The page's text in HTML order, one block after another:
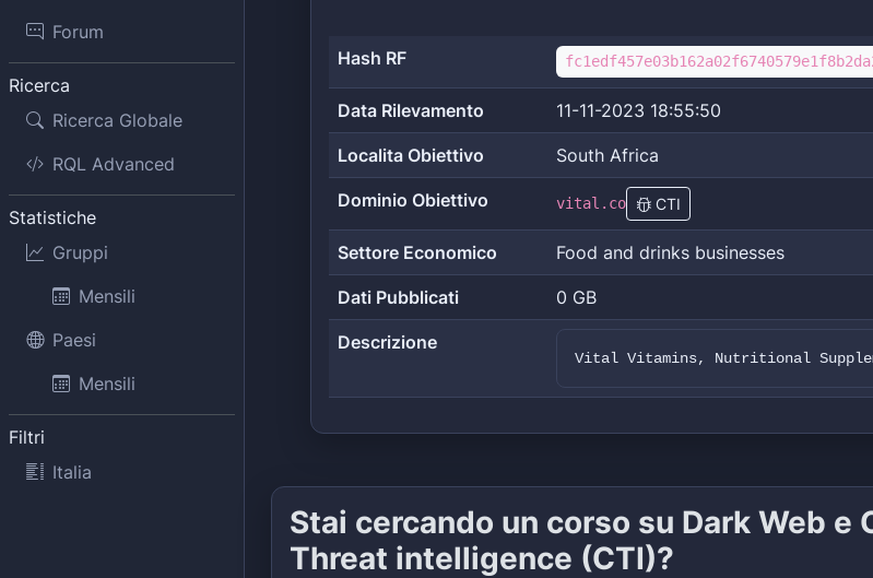
Forum
Ricerca
Ricerca Globale
RQL Advanced
Statistiche
Gruppi
Mensili
Paesi
Mensili
Filtri
Italia
Hash RF
Data Rilevamento 11-11-2023 18:55:50
Localita Obiettivo South Africa
Dominio Obiettivo vital.co CTI
Settore Economico Food and drinks businesses
Dati Pubblicati 0 GB
Descrizione
Vital Vitamins, Nutritional
Stai cercando un corso su Dark Web e
Threat intelligence (CTI)?